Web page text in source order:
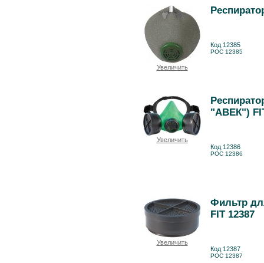
Увеличить
Код 12385
РОС 12385
Увеличить
"АВЕК")
Код 12386
РОС 12386
Увеличить
Фильтр
FIT 12387
Код 12387
РОС 12387